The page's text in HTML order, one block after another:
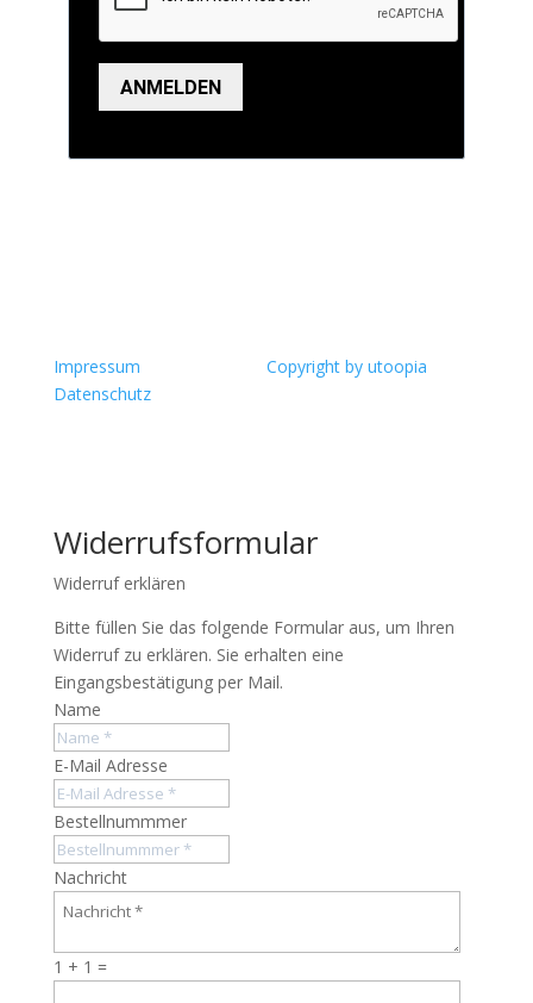
ANMELDEN
Impressum
Datenschutz
Copyright by utoopia
Widerrufsformular
Widerruf erklären
Bitte füllen Sie das folgende Formular aus, um Ihren
Widerruf zu erklären. Sie erhalten eine
Eingangsbestätigung per Mail.
Name
E-Mail Adresse
Bestellnummmer
Nachricht
1 + 1 =